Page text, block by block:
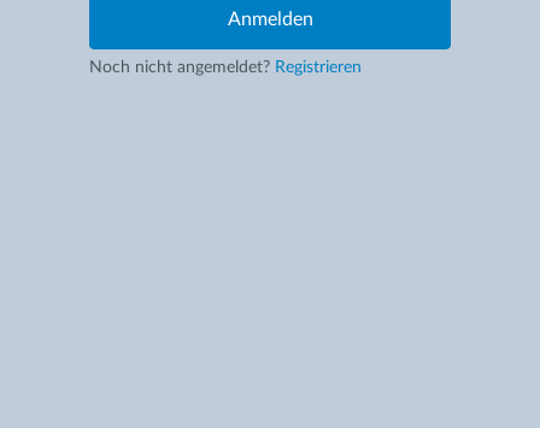
Noch nicht angemeldet? Registrieren